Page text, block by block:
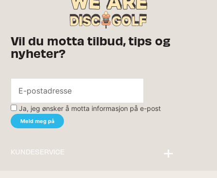
Vil du motta tilbud, tips og
nyheter?
Ja, jeg ønsker å motta informasjon på e-post
KUNDESERVICE